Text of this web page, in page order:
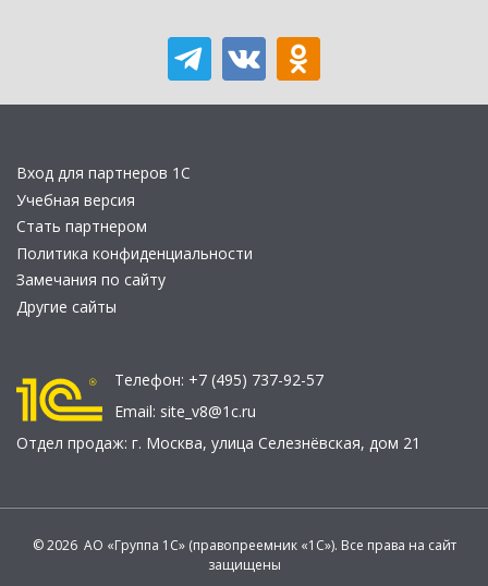
Вход для партнеров 1С
Учебная версия
Стать партнером
Политика конфиденциальности
Замечания по сайту
Другие сайты
Телефон: +7 (495) 737-92-57
Email: site_v8@1c.ru
Отдел продаж: г. Москва, улица Селезнёвская, дом 21
© 2026 АО «Группа 1С» (правопреемник «1С»). Все права на сайт
защищены